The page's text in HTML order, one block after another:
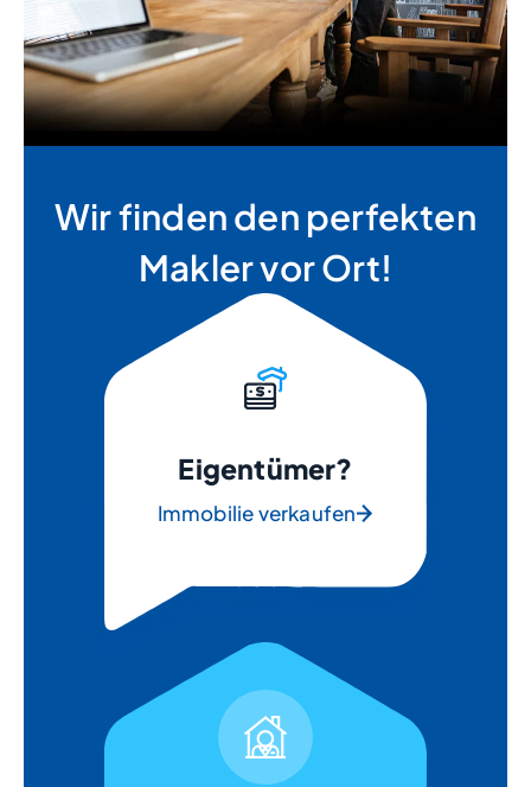
Wir finden den perfekten
Makler vor Ort!
Eigentümer?
Immobilie verkaufen